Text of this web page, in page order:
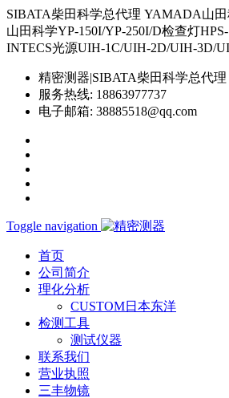
SIBATA柴田科学总代理 YAMADA山
山田科学YP-150I/YP-250I/D检查灯
INTECS光源UIH-1C/UIH-2D/UIH-3D/
精密测器|SIBATA柴田科学总代理
服务热线: 18863977737
电子邮箱: 38885518@qq.com
Toggle navigation
首页
公司简介
理化分析
CUSTOM日本东洋
检测工具
测试仪器
联系我们
营业执照
三丰物镜